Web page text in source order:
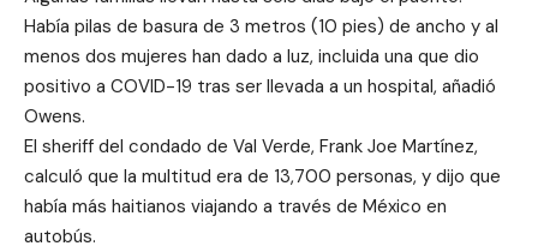
Había pilas de basura de 3 metros (10 pies) de ancho y al
menos dos mujeres han dado a luz, incluida una que dio
positivo a COVID-19 tras ser llevada a un hospital, añadió
Owens.
El sheriff del condado de Val Verde, Frank Joe Martínez,
calculó que la multitud era de 13,700 personas, y dijo que
había más haitianos viajando a través de México en
autobús.